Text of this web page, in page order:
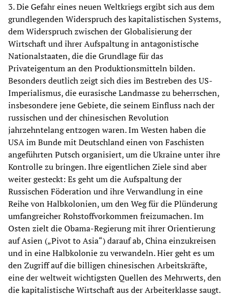
3. Die Gefahr eines neuen Weltkriegs ergibt sich aus dem
grundlegenden Widerspruch des kapitalistischen Systems,
dem Widerspruch zwischen der Globalisierung der
Wirtschaft und ihrer Aufspaltung in antagonistische
Nationalstaaten, die die Grundlage für das
Privateigentum an den Produktionsmitteln bilden.
Besonders deutlich zeigt sich dies im Bestreben des US-
Imperialismus, die eurasische Landmasse zu beherrschen,
insbesondere jene Gebiete, die seinem Einfluss nach der
russischen und der chinesischen Revolution
jahrzehntelang entzogen waren. Im Westen haben die
USA im Bunde mit Deutschland einen von Faschisten
angeführten Putsch organisiert, um die Ukraine unter ihre
Kontrolle zu bringen. Ihre eigentlichen Ziele sind aber
weiter gesteckt: Es geht um die Aufspaltung der
Russischen Föderation und ihre Verwandlung in eine
Reihe von Halbkolonien, um den Weg für die Plünderung
umfangreicher Rohstoffvorkommen freizumachen. Im
Osten zielt die Obama-Regierung mit ihrer Orientierung
auf Asien („Pivot to Asia“) darauf ab, China einzukreisen
und in eine Halbkolonie zu verwandeln. Hier geht es um
den Zugriff auf die billigen chinesischen Arbeitskräfte,
eine der weltweit wichtigsten Quellen des Mehrwerts, den
die kapitalistische Wirtschaft aus der Arbeiterklasse saugt.